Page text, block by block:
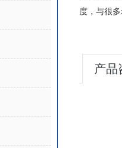
度，与很多
产品